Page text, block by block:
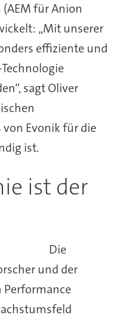
für Anion
„Mit unserer
effiziente und
sagt Oliver
Evonik für die
ist.
ist der
Die
und der
Performance